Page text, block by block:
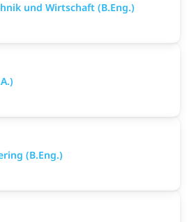
und Wirtschaft (B.Eng.)
(B.Eng.)